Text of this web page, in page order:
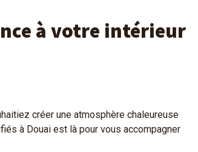
à votre intérieur
créer une atmosphère chaleureuse
à Douai est là pour vous accompagner